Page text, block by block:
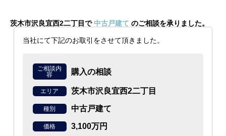
茨木市沢良宜西2二丁目で 中古戸建て のご相談を承りました。
当社にて下記のお取引をさせて頂きました。
ご相談内
容
購入の相談
エリア 茨木市沢良宜西2二丁目
種別 中古戸建て
価格 3,100万円